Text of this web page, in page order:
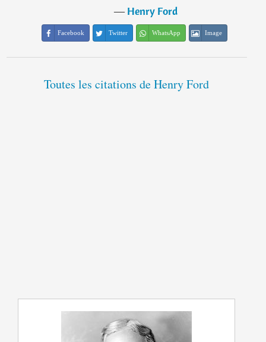
―Henry Ford
Facebook Twitter WhatsApp Image
Toutes les citations de Henry Ford